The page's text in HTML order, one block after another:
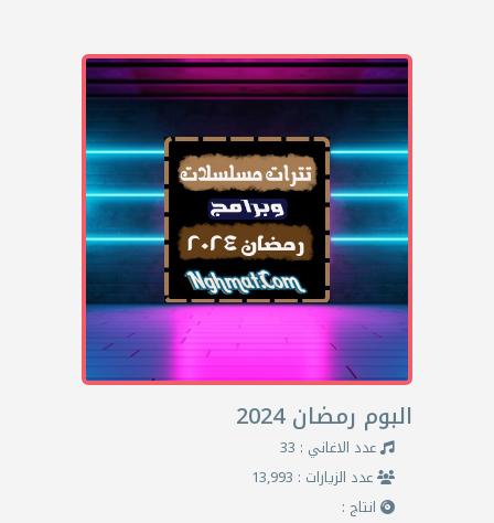
البوم رمضان 2024
عدد الاغاني : 33
عدد الزيارات : 13,993
انتاج :